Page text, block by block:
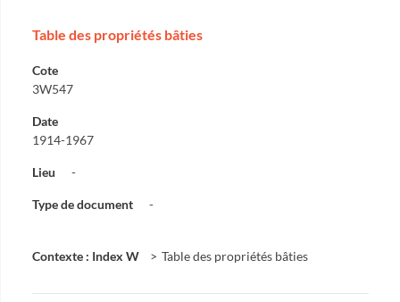
Table des propriétés bâties
Cote
3W547
Date
1914-1967
Lieu -
Type de document -
Contexte : Index W Table des propriétés bâties